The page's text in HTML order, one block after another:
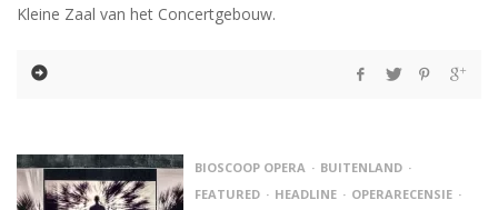
Kleine Zaal van het Concertgebouw.
BIOSCOOP OPERA
BUITENLAND
FEATURED
HEADLINE
OPERARECENSIE